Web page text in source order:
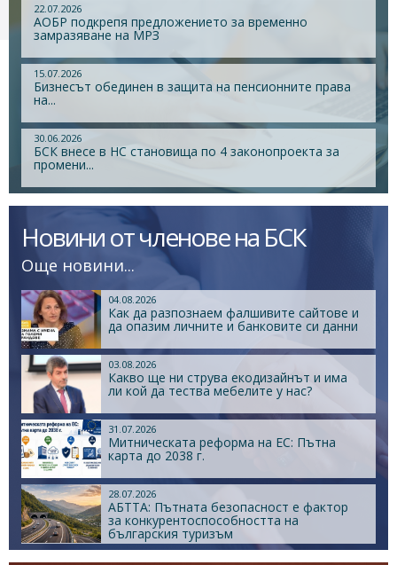
22.07.2026
АОБР подкрепя предложението за временно
замразяване на МРЗ
15.07.2026
Бизнесът обединен в защита на пенсионните права
на...
30.06.2026
БСК внесе в НС становища по 4 законопроекта за
промени...
Новини от членове на БСК
Още новини...
04.08.2026
Как да разпознаем фалшивите сайтове и
да опазим личните и банковите си данни
03.08.2026
Какво ще ни струва екодизайнът и има
ли кой да тества мебелите у нас?
31.07.2026
Митническата реформа на ЕС: Пътна
карта до 2038 г.
28.07.2026
АБТТА: Пътната безопасност е фактор
за конкурентоспособността на
българския туризъм